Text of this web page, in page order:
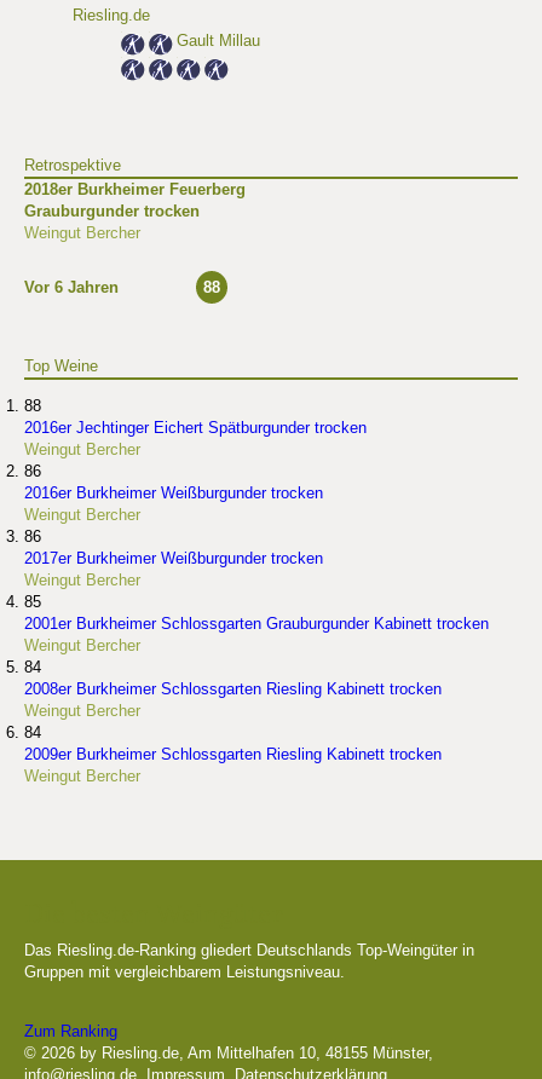
Riesling.de
Gault Millau
Retrospektive
2018er Burkheimer Feuerberg
Grauburgunder trocken
Weingut Bercher
Vor 6 Jahren 88
Top Weine
88
2016er Jechtinger Eichert Spätburgunder trocken
Weingut Bercher
86
2016er Burkheimer Weißburgunder trocken
Weingut Bercher
86
2017er Burkheimer Weißburgunder trocken
Weingut Bercher
85
2001er Burkheimer Schlossgarten Grauburgunder Kabinett trocken
Weingut Bercher
84
2008er Burkheimer Schlossgarten Riesling Kabinett trocken
Weingut Bercher
84
2009er Burkheimer Schlossgarten Riesling Kabinett trocken
Weingut Bercher
Das Riesling.de-Ranking gliedert Deutschlands Top-Weingüter in
Gruppen mit vergleichbarem Leistungsniveau.
Zum Ranking
© 2026 by Riesling.de, Am Mittelhafen 10, 48155 Münster,
info@riesling.de
Impressum Datenschutzerklärung